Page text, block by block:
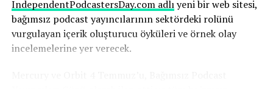
Sosyal medyada mısın, takipçilerin var mı? Sonra,
BİNGO! Bir podcast izleyicisinin özelliklerine sahipsiniz!
şunları söyledi:
“Nice’te uçaktan indim ve Today Show’dan arkadaşım
Huda ile karşılaştım. Uzun uzun sohbet ettik. İkimizin
IndependentPodcastersDay.com adlıyeni bir web sitesi,
bağımsız podcast yayıncılarının sektördeki rolünü
vurgulayan içerik oluşturucu öyküleri ve örnek olay
incelemelerine yer verecek.